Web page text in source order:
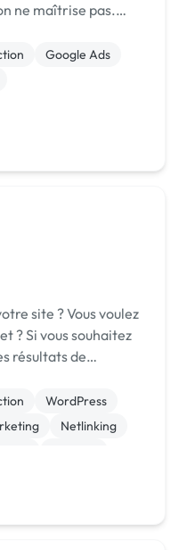
ne maîtrise pas.
Google Ads
site ? Vous voulez
résultats de
du cont...WordPress
Netlinking